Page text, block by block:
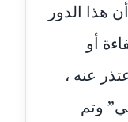
هذا الدور
أو
عنه ،
وتم